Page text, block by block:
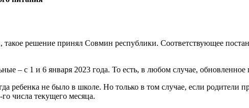
решение принял Совмин республики. Соответствующее
– с 1 и 6 января 2023 года. То есть, в любом случае,
ребенка не было в школе. Но только в том случае, если родители
числа текущего месяца.